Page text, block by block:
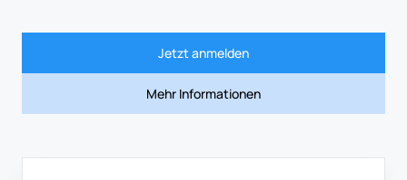
Jetzt anmelden
Mehr Informationen